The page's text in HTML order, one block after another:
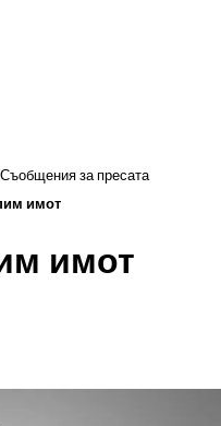
Съобщения за пресата
имот
имот